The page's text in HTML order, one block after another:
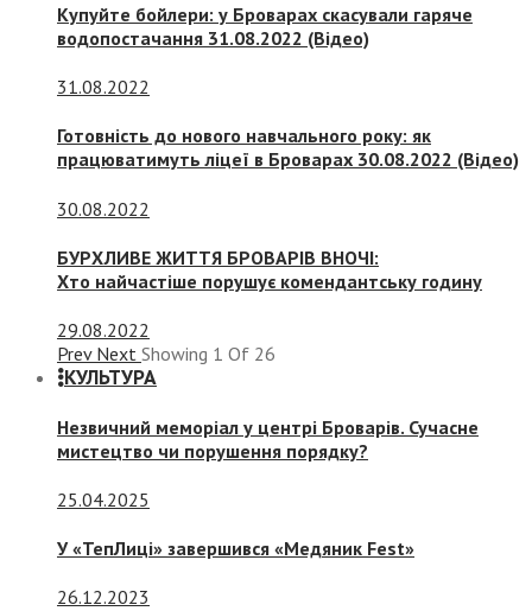
Купуйте бойлери: у Броварах скасували гаряче
водопостачання 31.08.2022 (Відео)
31.08.2022
Готовність до нового навчального року: як
працюватимуть ліцеї в Броварах 30.08.2022 (Відео)
30.08.2022
БУРХЛИВЕ ЖИТТЯ БРОВАРІВ ВНОЧІ:
Хто найчастіше порушує комендантську годину
29.08.2022
Prev Next Showing 1 Of 26
КУЛЬТУРА
Незвичний меморіал у центрі Броварів. Сучасне
мистецтво чи порушення порядку?
25.04.2025
У «ТепЛиці» завершився «Медяник Fest»
26.12.2023